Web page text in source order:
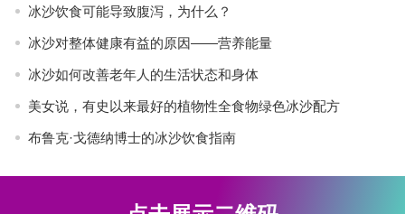
冰沙饮食可能导致腹泻，为什么？
冰沙对整体健康有益的原因——营养能量
冰沙如何改善老年人的生活状态和身体
美女说，有史以来最好的植物性全食物绿色冰沙配方
布鲁克·戈德纳博士的冰沙饮食指南